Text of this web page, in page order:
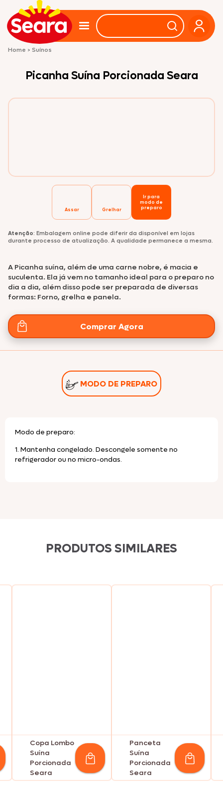
Home > Suínos
Picanha Suína Porcionada Seara
Assar Grelhar
Ir para
modo de
preparo
Atenção: Embalagem online pode diferir da disponível em lojas
durante processo de atualização. A qualidade permanece a mesma.
A Picanha suína, além de uma carne nobre, é macia e
suculenta. Ela já vem no tamanho ideal para o preparo no
dia a dia, além disso pode ser preparada de diversas
formas: Forno, grelha e panela.
Comprar Agora
MODO DE PREPARO
Modo de preparo:
1. Mantenha congelado. Descongele somente no
refrigerador ou no micro-ondas.
PRODUTOS SIMILARES
Copa Lombo
Suína
Porcionada
Seara
Panceta
Suína
Porcionada
Seara